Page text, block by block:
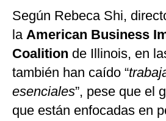
Según Rebeca Shi,
la American Business
Coalition de Illinois, en
también han caído “
esenciales”, pese que el
que están enfocadas en